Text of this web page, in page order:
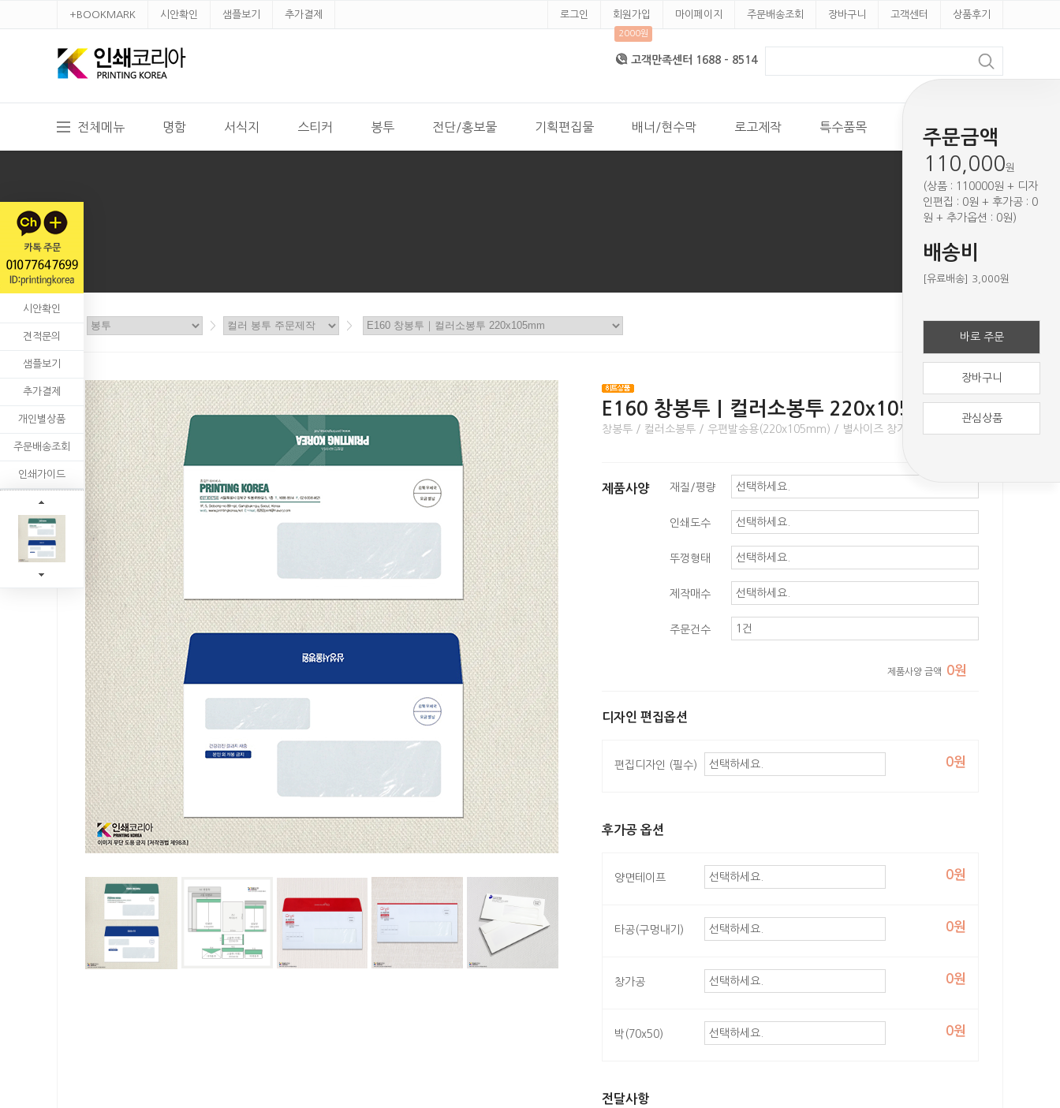
+BOOKMARK 시안확인 샘플보기 추가결제 로그인 회원가입
2000원
마이페이지 주문배송조회 장바구니 고객센터 상품후기
고객만족센터 1688 - 8514
전체메뉴 명함 서식지 스티커 봉투 전단/홍보물 기획편집물 배너/현수막 로고제작 특수품목 견적문의
> >
E160 창봉투｜컬러소봉투 220x105mm
창봉투 / 컬러소봉투 / 우편발송용(220x105mm) / 별사이즈 창가공도 가능
제품사양 재질/평량
인쇄도수
뚜껑형태
제작매수
주문건수
제품사양 금액 0원
디자인 편집옵션
편집디자인 (필수) 0원
후가공 옵션
양면테이프 0원
타공(구멍내기) 0원
창가공 0원
박(70x50) 0원
전달사항
주문금액
110,000원
(상품 : 110000원 + 디자
인편집 : 0원 + 후가공 : 0
원 + 추가옵션 : 0원)
배송비
[유료배송] 3,000원
바로 주문
장바구니
관심상품
시안확인
견적문의
샘플보기
추가결제
개인별상품
주문배송조회
인쇄가이드